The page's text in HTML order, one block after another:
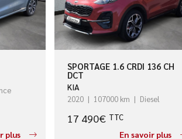
plus
SPORTAGE 1.6 CRDI 136 CH
DCT
KIA
2020 107000 km Diesel
17 490€ TTC
En savoir plus